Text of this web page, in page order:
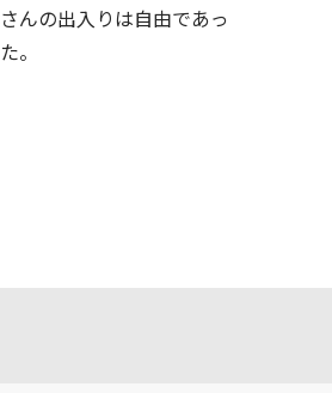
んの出入りは自由であっ
。